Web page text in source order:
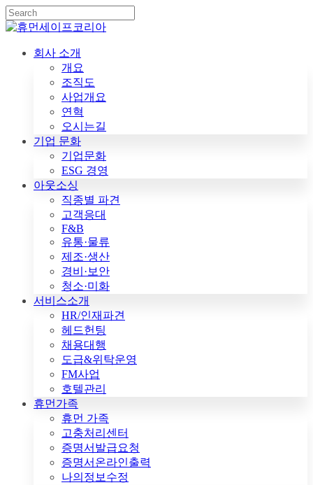
Skip
to
main
content
Close
search
Menu
회사 소개
개요
조직도
사업개요
연혁
오시는길
기업 문화
기업문화
ESG 경영
아웃소싱
직종별 파견
고객응대
F&B
유통·물류
제조·생산
경비·보안
청소·미화
서비스소개
HR/인재파견
헤드헌팅
채용대행
도급&위탁운영
FM사업
호텔관리
휴먼가족
휴먼 가족
고충처리센터
증명서발급요청
증명서온라인출력
나의정보수정